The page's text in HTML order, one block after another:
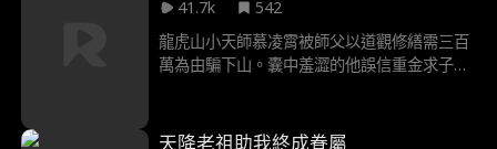
更好的生活來到傅氏集團面試，和傅景盛重新
相遇，但因繼妹刁難宋舒然和傅景盛並未認出
彼此，就在兩人因工作、孩子頻繁接觸的過程
41.7k
542
龍虎山小天師慕凌霄被師父以道觀修繕需三百
萬為由騙下山。囊中羞澀的他誤信重金求子廣
天降老祖助我終成眷屬